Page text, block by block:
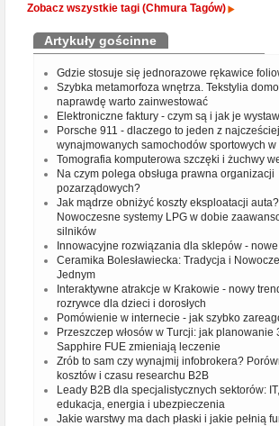
Zobacz wszystkie tagi (Chmura Tagów)
Artykuły gościnne
Gdzie stosuje się jednorazowe rękawice
Szybka metamorfoza wnętrza. Tekstylia
naprawdę warto zainwestować
Elektroniczne faktury - czym są i jak je
Porsche 911 - dlaczego to jeden z najcześciej
wynajmowanych samochodów sportowych w
Tomografia komputerowa szczęki i żuchwy
Na czym polega obsługa prawna organizacji
pozarządowych?
Jak mądrze obniżyć koszty eksploatacji auta?
Nowoczesne systemy LPG w dobie
silników
Innowacyjne rozwiązania dla sklepów -
Ceramika Bolesławiecka: Tradycja i
Jednym
Interaktywne atrakcje w Krakowie - nowy
rozrywce dla dzieci i dorosłych
Pomówienie w internecie - jak szybko
Przeszczep włosów w Turcji: jak planowanie
Sapphire FUE zmieniają leczenie
Zrób to sam czy wynajmij infobrokera?
kosztów i czasu researchu B2B
Leady B2B dla specjalistycznych sektorów:
edukacja, energia i ubezpieczenia
Jakie warstwy ma dach płaski i jakie pełnią